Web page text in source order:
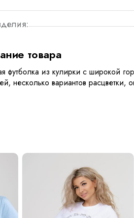
товара
футболка из кулирки с широкой
несколько вариантов расцветки,